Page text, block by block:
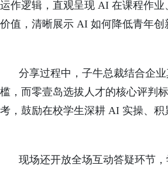
运作逻辑，直观呈现 AI 在课程作
价值，清晰展示 AI 如何降低青年创
分享过程中，子牛总裁结合企
槛，而零壹岛选拔人才的核心评判
考，鼓励在校学生深耕 AI 实操、
现场还开放全场互动答疑环节